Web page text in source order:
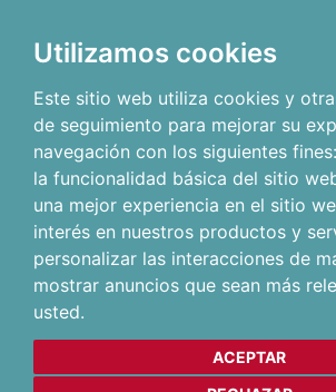
Utilizamos cookies
Este sitio web utiliza cookies y
de seguimiento para mejorar su
navegación con los siguientes fines:
la funcionalidad básica del sitio
una mejor experiencia en el sitio
interés en nuestros productos y
personalizar las interacciones de
mostrar anuncios que sean más
usted.
ACEPTAR